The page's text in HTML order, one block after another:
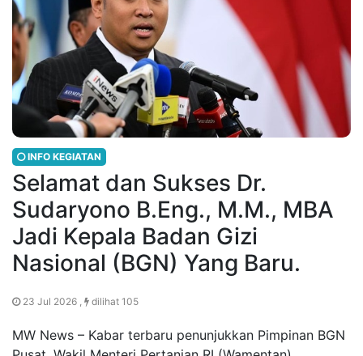
INFO KEGIATAN
Selamat dan Sukses Dr.
Sudaryono B.Eng., M.M., MBA
Jadi Kepala Badan Gizi
Nasional (BGN) Yang Baru.
23 Jul 2026 , dilihat 105
MW News – Kabar terbaru penunjukkan Pimpinan BGN